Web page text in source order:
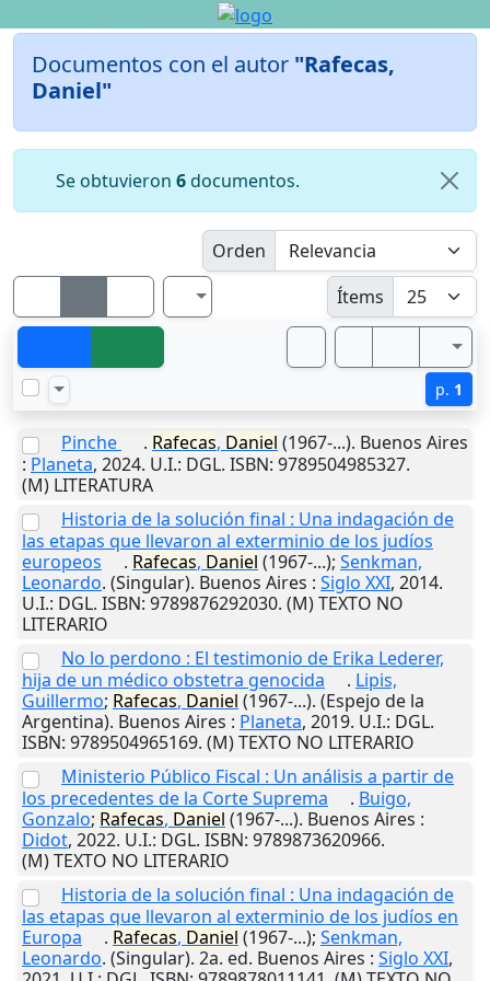
Documentos con el autor "Rafecas,
Daniel"
Se obtuvieron 6documentos.
Orden
Ítems
p. 1
Pinche . Rafecas, Daniel (1967-...). Buenos Aires
: Planeta, 2024. U.I.: DGL. ISBN: 9789504985327.
(M) LITERATURA
Historia de la solución final : Una indagación de
las etapas que llevaron al exterminio de los judíos
europeos
. Rafecas, Daniel (1967-...); Senkman,
Leonardo. (Singular). Buenos Aires : Siglo XXI, 2014.
U.I.: DGL. ISBN: 9789876292030. (M) TEXTO NO
LITERARIO
No lo perdono : El testimonio de Erika Lederer,
hija de un médico obstetra genocida
. Lipis,
Guillermo; Rafecas, Daniel (1967-...). (Espejo de la
Argentina). Buenos Aires : Planeta, 2019. U.I.: DGL.
ISBN: 9789504965169. (M) TEXTO NO LITERARIO
Ministerio Público Fiscal : Un análisis a partir de
los precedentes de la Corte Suprema
. Buigo,
Gonzalo; Rafecas, Daniel (1967-...). Buenos Aires :
Didot, 2022. U.I.: DGL. ISBN: 9789873620966.
(M) TEXTO NO LITERARIO
Historia de la solución final : Una indagación de
las etapas que llevaron al exterminio de los judíos en
Europa
. Rafecas, Daniel (1967-...); Senkman,
Leonardo. (Singular). 2a. ed. Buenos Aires : Siglo XXI,